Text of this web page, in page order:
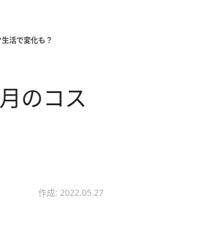
活で変化も？
のコス
作成: 2022.05.27